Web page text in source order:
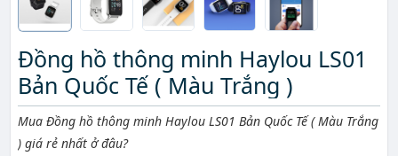
Đồng hồ thông minh Haylou LS01
Bản Quốc Tế ( Màu Trắng )
Mô tả ngắn
Mua Đồng hồ thông minh Haylou LS01 Bản Quốc Tế ( Màu Trắng
) giá rẻ nhất ở đâu?